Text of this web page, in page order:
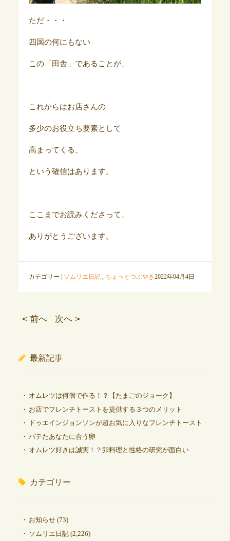
ただ・・・
四国の何にもない
この「田舎」であることが、
これからはお店さんの
多少のお役立ち要素として
高まってくる、
という確信はあります。
ここまでお読みくださって、
ありがとうございます。
カテゴリー | ソムリエ日記, ちょっとつぶやき2022年04月4日
< 前へ 次へ >
最新記事
オムレツは何個で作る！？【たまごのジョーク】
お店でフレンチトーストを提供する３つのメリット
ドゥエインジョンソンが超お気に入りなフレンチトースト
バテたあなたに合う卵
オムレツ好きは誠実！？卵料理と性格の研究が面白い
カテゴリー
お知らせ(73)
ソムリエ日記(2,226)